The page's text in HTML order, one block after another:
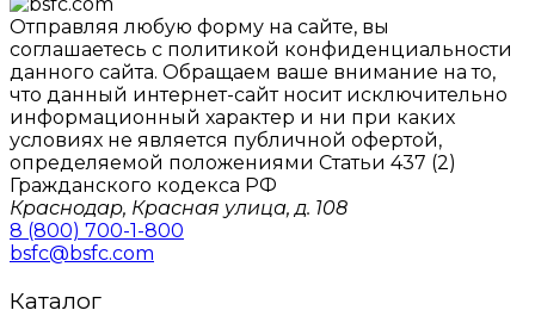
Отправляя любую форму на сайте, вы
соглашаетесь с политикой конфиденциальности
данного сайтa. Обращаем ваше внимание на то,
что данный интернет-сайт носит исключительно
информационный характер и ни при каких
условиях не является публичной офертой,
определяемой положениями Статьи 437 (2)
Гражданского кодекса РФ
Краснодар, Красная улица, д. 108
8 (800) 700-1-800
bsfc@bsfc.com
Каталог